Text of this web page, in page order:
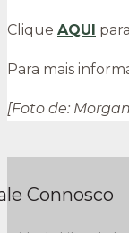
Clique AQUI
Para mais
[Foto de:
Connosco